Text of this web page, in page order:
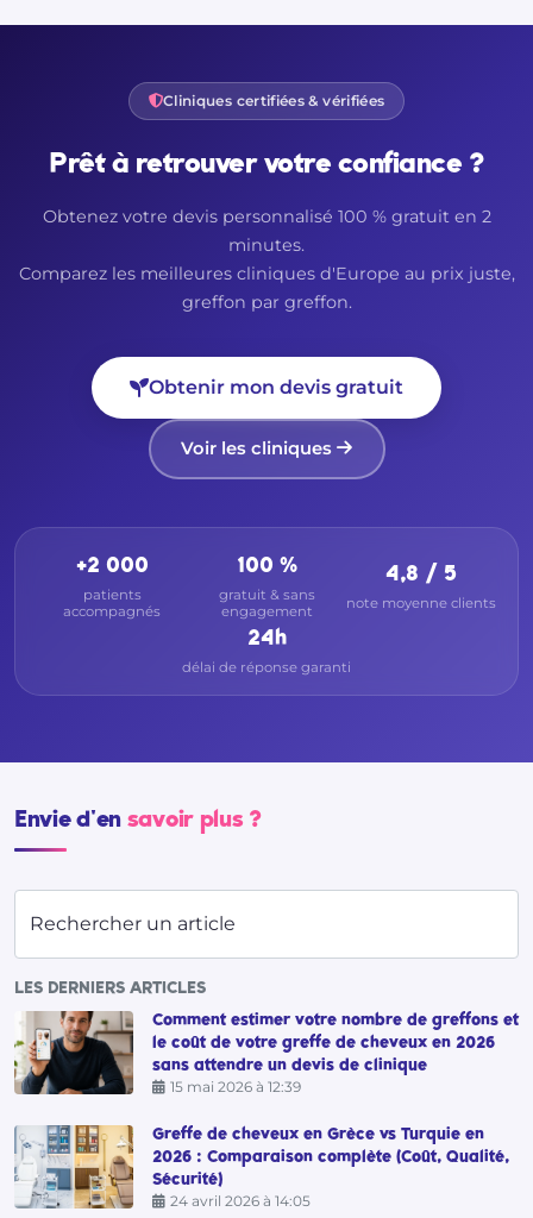
Cliniques certifiées & vérifiées
Prêt à retrouver votre confiance ?
Obtenez votre devis personnalisé 100 % gratuit en 2
minutes.
Comparez les meilleures cliniques d'Europe au prix juste,
greffon par greffon.
Obtenir mon devis gratuit
Voir les cliniques
+2 000
patients
accompagnés
100 %
gratuit & sans
engagement
4,8 / 5
note moyenne clients
24h
délai de réponse garanti
Envie d'en savoir plus ?
Rechercher un article
LES DERNIERS ARTICLES
Comment estimer votre nombre de greffons et
le coût de votre greffe de cheveux en 2026
sans attendre un devis de clinique
15 mai 2026 à 12:39
Greffe de cheveux en Grèce vs Turquie en
2026 : Comparaison complète (Coût, Qualité,
Sécurité)
24 avril 2026 à 14:05